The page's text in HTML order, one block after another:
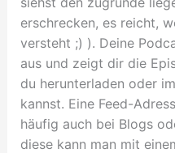
erschrecken, es reicht,
versteht ;) ). Deine
aus und zeigt dir die
du herunterladen oder
kannst. Eine Feed-
häufig auch bei Blogs
diese kann man mit